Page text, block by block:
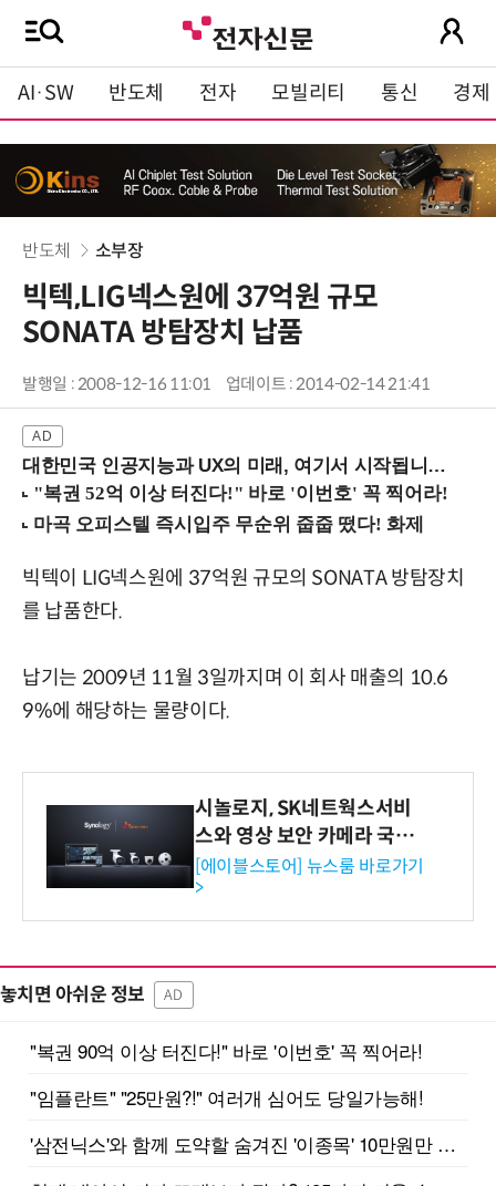
AI·SW 반도체 전자 모빌리티 통신 경제
반도체 소부장
빅텍,LIG넥스원에 37억원 규모
SONATA 방탐장치 납품
발행일 : 2008-12-16 11:01 업데이트 : 2014-02-14 21:41
대한민국 인공지능과 UX의 미래, 여기서 시작됩니다! (9/2 강남역)
빅텍이 LIG넥스원에 37억원 규모의 SONATA 방탐장치
를 납품한다.
납기는 2009년 11월 3일까지며 이 회사 매출의 10.6
9%에 해당하는 물량이다.
시놀로지, SK네트웍스서비
스와 영상 보안 카메라 국내
독점 판매 파트너십 체결
[에이블스토어] 뉴스룸 바로가기
>
놓치면 아쉬운 정보 AD